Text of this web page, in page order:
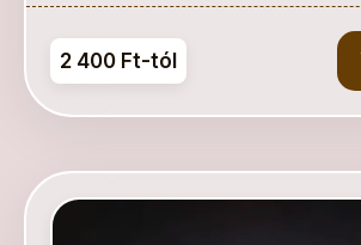
2 400 Ft-tól